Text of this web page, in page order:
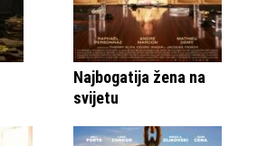
Najbogatija žena na
svijetu